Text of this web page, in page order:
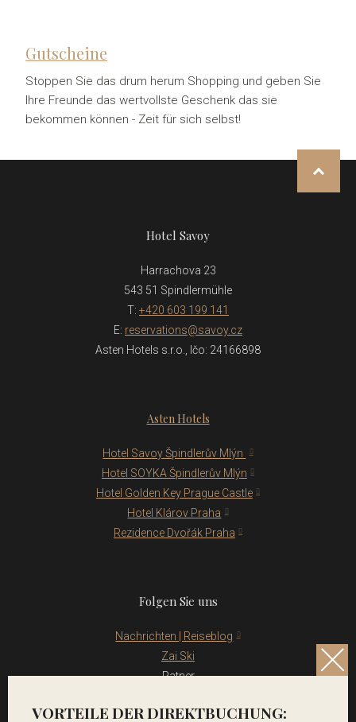
Gutscheine
Stoppen Sie das drum herum Shopping und geben Sie
Ihre Freunde das wertvollste Geschenk das sie
bekommen können - Zeit für sich selbst!
VORTEILE DER DIREKTBUCHUNG:
Hotel Savoy
Harrachova 23
543 51 Spindlermühle
T: +420 603 199 141
E: reservations@savoy.cz
Asten Hotels s.r.o., Ičo: 24166898
Asten Hotels
Hotel Savoy Špindlerův Mlýn
Hotel SOYKA Špindlerův Mlýn
Hotel Golden Key Prague Castle
Hotel Klárov Praha
Rezidence Dvořák Praha
Folgen Sie uns
Nachrichten | Reiseblog
Zai Ski
Patner